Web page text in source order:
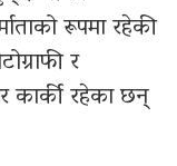
रूपमा रहेकी
र
कार्की रहेका छन्